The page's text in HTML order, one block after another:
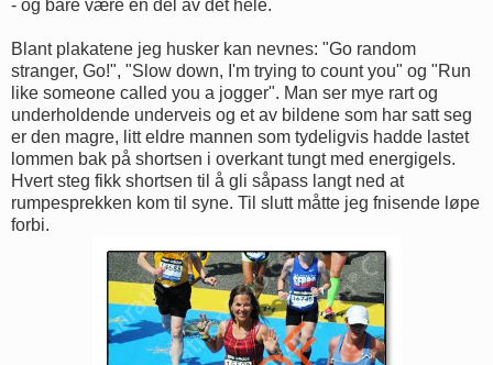
- og bare være en del av det hele.
Blant plakatene jeg husker kan nevnes: "Go random
stranger, Go!", "Slow down, I'm trying to count you" og "Run
like someone called you a jogger". Man ser mye rart og
underholdende underveis og et av bildene som har satt seg
er den magre, litt eldre mannen som tydeligvis hadde lastet
lommen bak på shortsen i overkant tungt med energigels.
Hvert steg fikk shortsen til å gli såpass langt ned at
rumpesprekken kom til syne. Til slutt måtte jeg fnisende løpe
forbi.